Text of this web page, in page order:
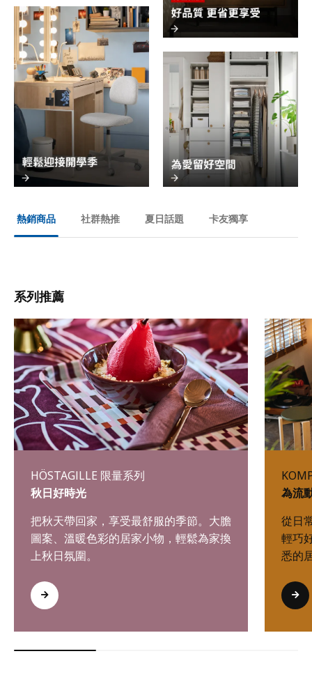
熱銷商品 社群熱推 夏日話題 卡友獨享
系列推薦
HÖSTAGILLE 限量系列
秋日好時光
把秋天帶回家，享受最舒服的季節。大膽
圖案、溫暖色彩的居家小物，輕鬆為家換
上秋日氛圍。
為流
從日
輕巧
悉的